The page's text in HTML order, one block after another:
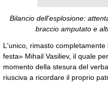
Bilancio dell'esplosione:
braccio amputato e
L'unico, rimasto
festa» Mihail Vasiliev, il quale
momento della stesura del
riusciva a ricordare il proprio